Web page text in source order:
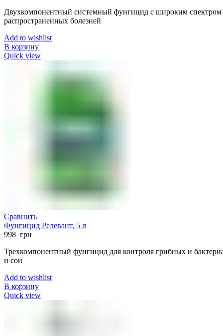
Двухкомпонентный системный фунгицид с широким спектром
распространенных болезней
Add to wishlist
В корзину
Quick view
Сравнить
Фунгицид Релевант, 5 л
998 грн
Трехкомпонентный фунгицид для контроля грибных и
и сои
Add to wishlist
В корзину
Quick view